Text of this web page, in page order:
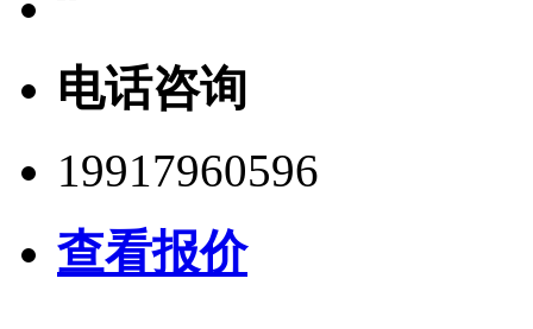
电话咨询
19917960596
查看报价